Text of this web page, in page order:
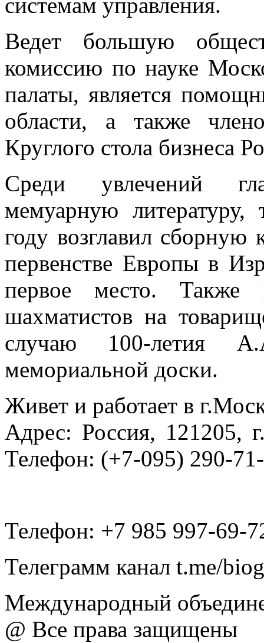
системам управления.
Ведет большую
комиссию по науке
палаты, является
области, а также
Круглого стола бизнеса
Среди увлечений
мемуарную
году возглавил
первенстве Европы в
первое место. Также
шахматистов на
случаю 100-летия
мемориальной доски.
Живет и работает в
Адрес: Россия, 121205,
Телефон: (+7-095) 290-
Телефон: +7 985 997-69-
Телеграмм канал t.me/
Международный
@ Все права защищены